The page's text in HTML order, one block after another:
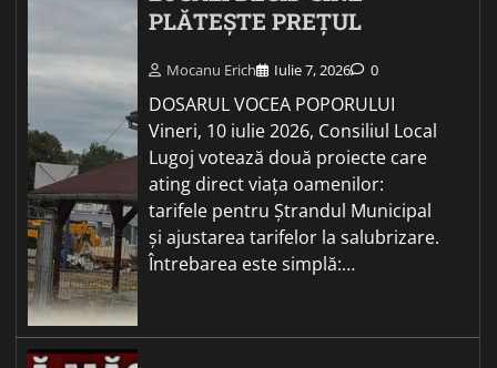
PLĂTEȘTE PREȚUL
Mocanu Erich Iulie 7, 2026 0
DOSARUL VOCEA POPORULUI
Vineri, 10 iulie 2026, Consiliul Local
Lugoj votează două proiecte care
ating direct viața oamenilor:
tarifele pentru Ștrandul Municipal
și ajustarea tarifelor la salubrizare.
Întrebarea este simplă:…